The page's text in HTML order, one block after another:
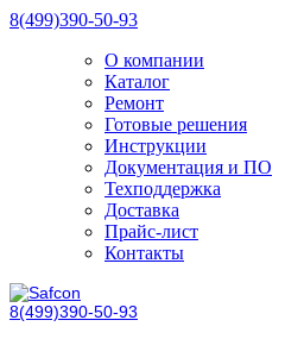
8(499)390-50-93
О компании
Каталог
Ремонт
Готовые решения
Инструкции
Документация и ПО
Техподдержка
Доставка
Прайс-лист
Контакты
8(499)390-50-93